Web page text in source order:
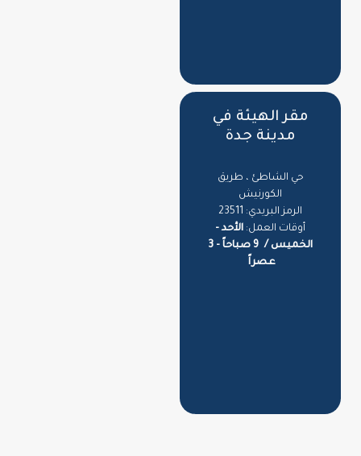
مقر الهيئة في
مدينة جدة
حي الشاطئ ، طريق
الكورنيش
الرمز البريدي: 23511
أوقات العمل:الأحد -
الخميس /
9 صباحاً - 3
عصراً